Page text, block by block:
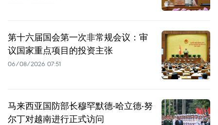
第十六届国会第一次非常规会议：审
议国家重点项目的投资主张
06/08/2026 07:51
马来西亚国防部长穆罕默德·哈立德·努
尔丁对越南进行正式访问